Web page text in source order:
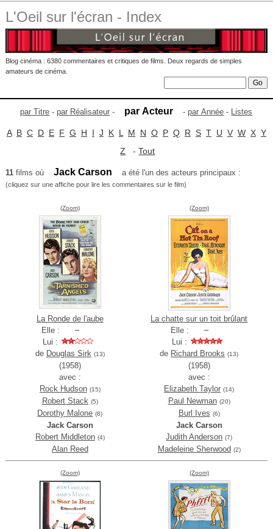
L'Oeil sur l'écran - Index
Blog cinéma : 6380 commentaires et critiques de films. Deux regards de simples
amateurs de cinéma.
par Titre -par Réalisateur - par Acteur -par Année - Listes
A B C D E F G H I J K L M N O P Q R S T U V W X Y
Z -Tout
11films où Jack Carson a été l'un des acteurs principaux :
(cliquez sur une affiche pour lire les commentaires sur le film)
(Zoom)
La Ronde de l'aube
Elle :
Lui :
de Douglas Sirk (13)
(1958)
avec :
Rock Hudson (15)
Robert Stack (5)
Dorothy Malone (8)
Jack Carson
Robert Middleton (4)
Alan Reed
(Zoom)
La chatte sur un toit brûlant
Elle :
Lui :
de Richard Brooks (13)
(1958)
avec :
Elizabeth Taylor (14)
Paul Newman (20)
Burl Ives (6)
Jack Carson
Judith Anderson (7)
Madeleine Sherwood (2)
(Zoom) (Zoom)